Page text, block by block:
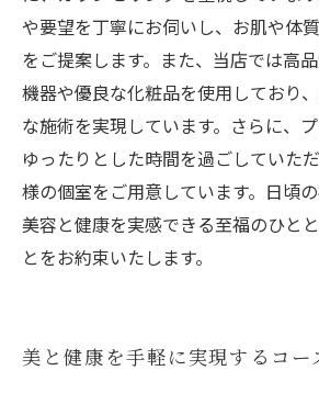
や要望を丁寧にお伺いし、お肌や体
をご提案します。また、当店では高
機器や優良な化粧品を使用しており
な施術を実現しています。さらに、
ゆったりとした時間を過ごしていた
様の個室をご用意しています。日頃の
美容と健康を実感できる至福のひと
とをお約束いたします。
美と健康を手軽に実現するコー